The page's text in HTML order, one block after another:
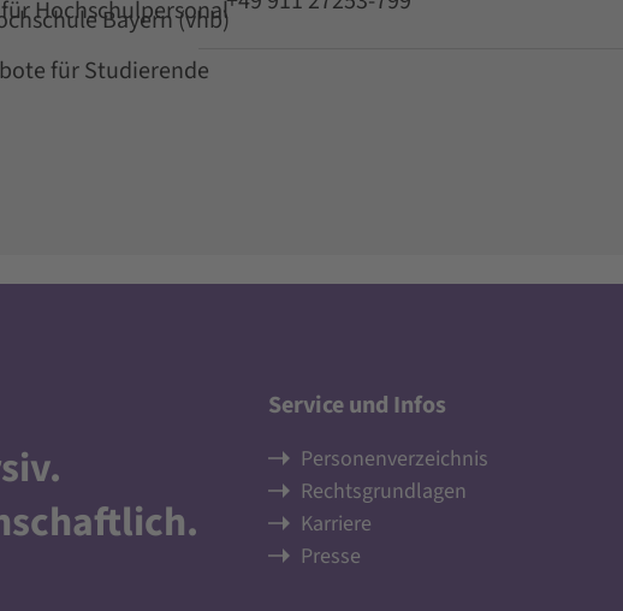
Hochschulpersonal
Bayern (vhb)
für Studierende
.
.
Service und Infos
Personenverzeichnis
Rechtsgrundlagen
Karriere
Presse